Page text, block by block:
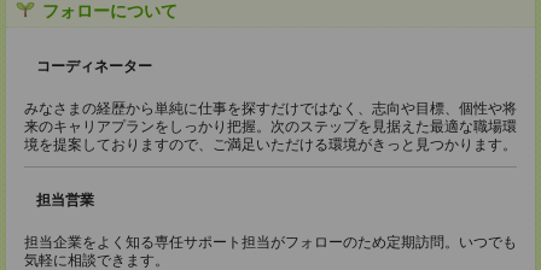
フォローについて
コーディネーター
みなさまの経歴から単純に仕事を探すだけではなく、志向や目標、個性や将
来のキャリアプランをしっかり把握。次のステップを見据えた最適な職場環
境を提案しておりますので、ご満足いただける環境がきっと見つかります。
担当営業
担当企業をよく知る専任サポート担当がフォローのため定期訪問。いつでも
気軽に相談できます。